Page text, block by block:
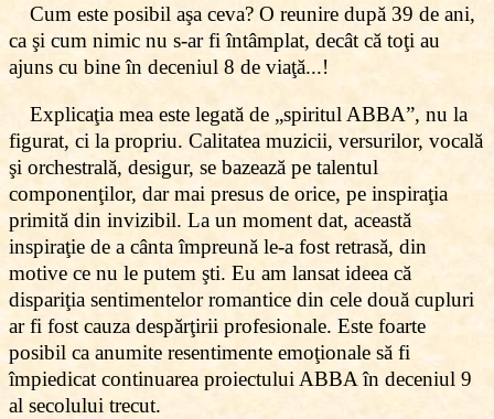
Cum este posibil aşa ceva? O reunire după 39 de ani,
ca şi cum nimic nu s-ar fi întâmplat, decât că toţi au
ajuns cu bine în deceniul 8 de viaţă...!
Explicaţia mea este legată de „spiritul ABBA”, nu la
figurat, ci la propriu. Calitatea muzicii, versurilor, vocală
şi orchestrală, desigur, se bazează pe talentul
componenţilor, dar mai presus de orice, pe inspiraţia
primită din invizibil. La un moment dat, această
inspiraţie de a cânta împreună le-a fost retrasă, din
motive ce nu le putem şti. Eu am lansat ideea că
dispariţia sentimentelor romantice din cele două cupluri
ar fi fost cauza despărţirii profesionale. Este foarte
posibil ca anumite resentimente emoţionale să fi
împiedicat continuarea proiectului ABBA în deceniul 9
al secolului trecut.